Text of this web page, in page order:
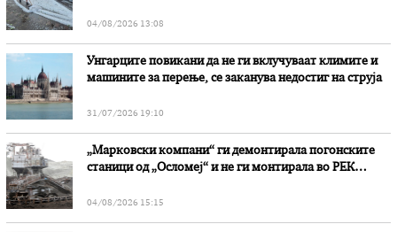
04/08/2026 13:08
Унгарците повикани да не ги вклучуваат климите и
машините за перење, се заканува недостиг на струја
31/07/2026 19:10
„Марковски компани“ ги демонтирала погонските
станици од „Осломеј“ и не ги монтирала во РЕК
04/08/2026 15:15